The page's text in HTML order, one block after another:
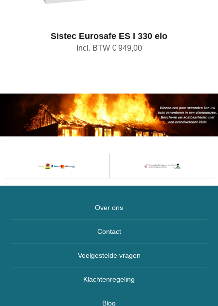
Sistec Eurosafe ES I 330 elo
Incl. BTW € 949,00
Over ons
Contact
Veelgestelde vragen
Klachtenregeling
Blog